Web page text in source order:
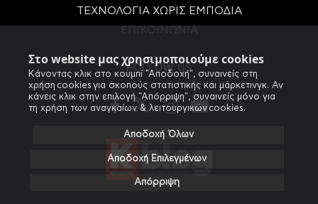
Στο website μας χρησιμοποιούμε cookies
Κάνοντας κλικ στο κουμπί "Αποδοχή", συναινείς στη
χρήση cookies για σκοπούς στατιστικής και μάρκετινγκ. Αν
κάνεις κλικ στην επιλογή "Απόρριψη", συναινείς μόνο για
τη χρήση των αναγκαίων & λειτουργικών cookies.
Αποδοχή Όλων
Αποδοχή Επιλεγμένων
Απόρριψη
ΤΕΧΝΟΛΟΓΙΑ ΧΩΡΙΣ ΕΜΠΟΔΙΑ
FOLLOW US